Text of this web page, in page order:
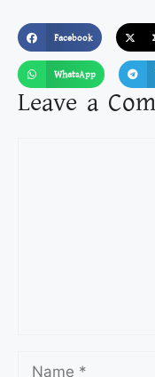
Facebook
WhatsApp
Leave a